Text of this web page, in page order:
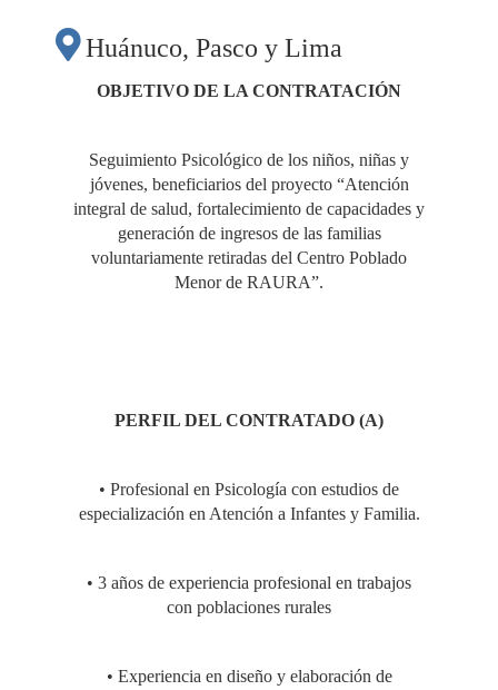
Huánuco, Pasco y Lima
OBJETIVO DE LA CONTRATACIÓN
Seguimiento Psicológico de los niños, niñas y
jóvenes, beneficiarios del proyecto “Atención
integral de salud, fortalecimiento de capacidades y
generación de ingresos de las familias
voluntariamente retiradas del Centro Poblado
Menor de RAURA”.
PERFIL DEL CONTRATADO (A)
• Profesional en Psicología con estudios de
especialización en Atención a Infantes y Familia.
• 3 años de experiencia profesional en trabajos
con poblaciones rurales
• Experiencia en diseño y elaboración de